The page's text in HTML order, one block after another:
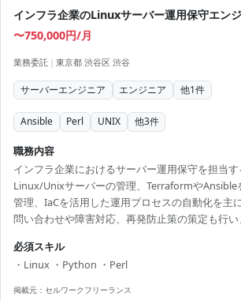
インフラ企業のLinuxサーバー運用保守エン
〜750,000円/月
業務委託 | 東京都 渋谷区 渋谷
サーバーエンジニア エンジニア 他1件
Ansible Perl UNIX 他3件
職務内容
インフラ企業におけるサーバー運用保守を担当す
Linux/Unixサーバーの管理、TerraformやAnsible
管理、IaCを活用した運用プロセスの自動化を主
問い合わせや障害対応、再発防止策の策定も行い
ートワークを併用した柔軟な勤務が可能 ・インフ
自動化や効率化に携わる機会が豊富 ・大型シス
多様な経験を積むことができる ・他者との連携を
必須スキル
・Linux ・Python ・Perl
掲載元： セルワークフリーランス